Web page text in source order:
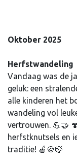
Oktober 2025
Herfstwandeling
Vandaag was de
geluk: een
alle kinderen het
wandeling vol
vertrouwen. 💪🤝
herfstknutsels en
traditie! 🍎🍪🍃